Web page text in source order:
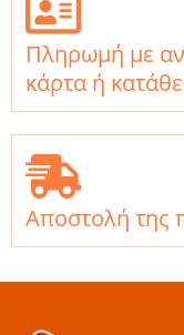
Πληρωμή με
κάρτα ή
Αποστολή της